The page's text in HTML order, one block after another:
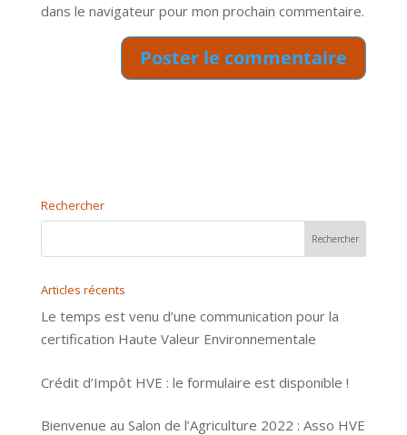
dans le navigateur pour mon prochain commentaire.
Rechercher
Articles récents
Le temps est venu d’une communication pour la
certification Haute Valeur Environnementale
Crédit d’Impôt HVE : le formulaire est disponible !
Bienvenue au Salon de l’Agriculture 2022 : Asso HVE